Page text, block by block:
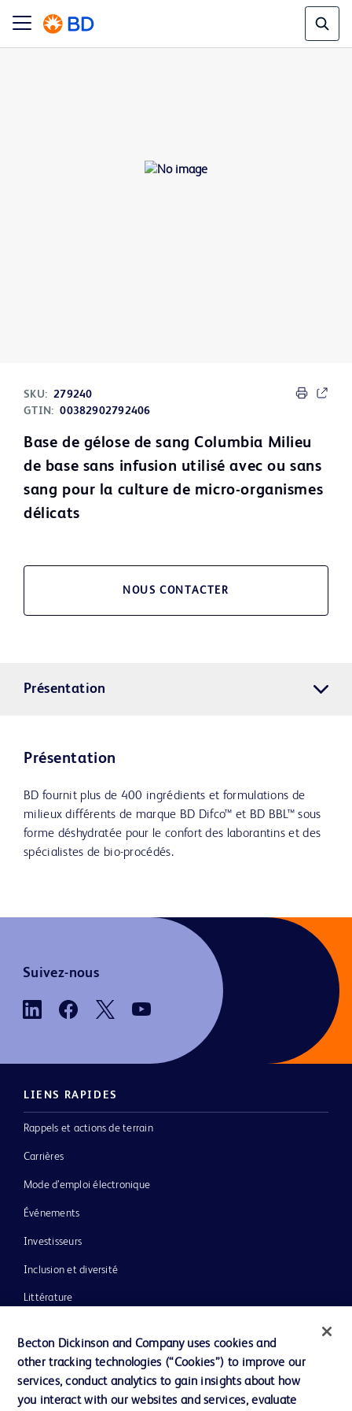
SKU: 279240
GTIN: 00382902792406
Base de gélose de sang Columbia Milieu
de base sans infusion utilisé avec ou sans
sang pour la culture de micro-organismes
délicats
NOUS CONTACTER
Présentation
Présentation
BD fournit plus de 400 ingrédients et formulations de
milieux différents de marque BD Difco™ et BD BBL™ sous
forme déshydratée pour le confort des laborantins et des
spécialistes de bio-procédés.
Suivez-nous
LIENS RAPIDES
Rappels et actions de terrain
Carrières
Mode d’emploi électronique
Événements
Investisseurs
Inclusion et diversité
Littérature
Notre entreprise
Éthique et conformité
Becton Dickinson and Company uses cookies and
other tracking technologies (“Cookies”) to improve our
services, conduct analytics to gain insights about how
you interact with our websites and services, evaluate